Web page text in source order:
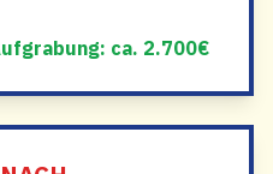
ca. 2.700€